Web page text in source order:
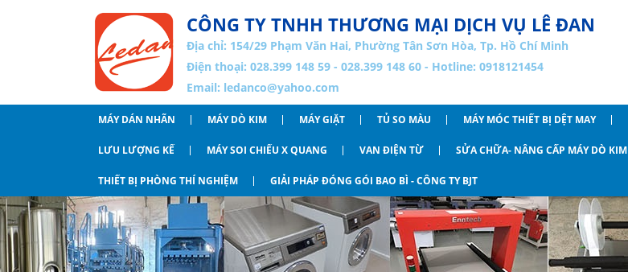
CÔNG TY TNHH THƯƠNG MẠI DỊCH VỤ LÊ ĐAN
Địa chỉ: 154/29 Phạm Văn Hai, Phường Tân Sơn Hòa, Tp. Hồ Chí Minh
Điện thoại: 028.399 148 59 - 028.399 148 60 - Hotline: 0918121454
Email: ledanco@yahoo.com
MÁY DÁN NHÃN MÁY DÒ KIM MÁY GIẶT TỦ SO MÀU MÁY MÓC THIẾT BỊ DỆT MAY
LƯU LƯỢNG KẾ MÁY SOI CHIẾU X QUANG VAN ĐIỆN TỪ SỬA CHỮA- NÂNG CẤP MÁY DÒ KIM
THIẾT BỊ PHÒNG THÍ NGHIỆM GIẢI PHÁP ĐÓNG GÓI BAO BÌ - CÔNG TY BJT